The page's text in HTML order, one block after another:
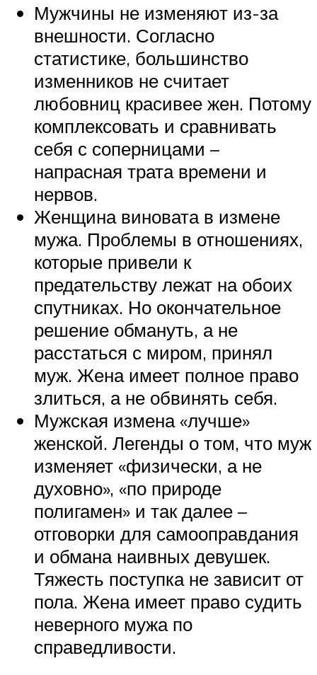
Мужчины не изменяют из-за
внешности. Согласно
статистике, большинство
изменников не считает
любовниц красивее жен. Потому
комплексовать и сравнивать
себя с соперницами –
напрасная трата времени и
нервов.
Женщина виновата в измене
мужа. Проблемы в отношениях,
которые привели к
предательству лежат на обоих
спутниках. Но окончательное
решение обмануть, а не
расстаться с миром, принял
муж. Жена имеет полное право
злиться, а не обвинять себя.
Мужская измена «лучше»
женской. Легенды о том, что муж
изменяет «физически, а не
духовно», «по природе
полигамен» и так далее –
отговорки для самооправдания
и обмана наивных девушек.
Тяжесть поступка не зависит от
пола. Жена имеет право судить
неверного мужа по
справедливости.